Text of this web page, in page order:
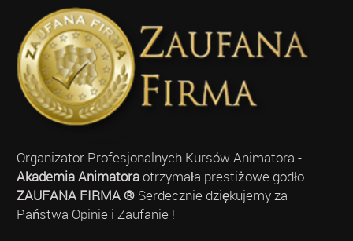
Organizator Profesjonalnych Kursów Animatora -
Akademia Animatoraotrzymała prestiżowe godło
ZAUFANA FIRMA ®Serdecznie dziękujemy za
Państwa Opinie i Zaufanie !